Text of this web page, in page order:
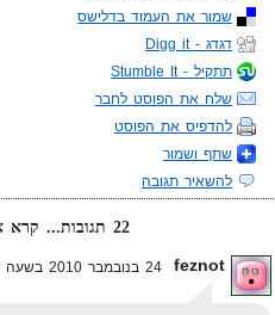
שמור את העמוד בדלישס
דגדג - Digg it
תתקיל - Stumble It
שלח את הפוסט לחבר
להדפיס את הפוסט
שתף ושמור
להשאיר תגובה
22 תגובות... קרא אותן למטה או
feznot